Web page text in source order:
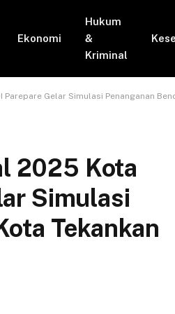
Ekonomi
Hukum
&
Kriminal
Gelar Simulasi Penanganan
2025 Kota
Simulasi
Tekankan